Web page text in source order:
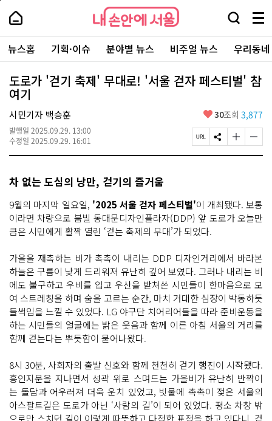
본
로
가
내
손
안
에
서
울
-
서
울
시
대
표
소
통
포
내
손
에
울
검
창
열
기
메
뉴
전
체
보
기
주
요
서
뉴스홈 기획·이슈 분야별 뉴스 비주얼 뉴스 우리동
도로가 '걷기 축제' 무대로! '서울 걷자 페스티벌' 참
여기
시민기자 백승훈
발행일 2025.09.29. 13:00
수정일 2025.09.29. 16:01
좋
요
30조회 3,877
페
이
복
사
S
N
기
글
자
변
경
하
글
자
변
경
하
차 없는 도심의 낭만, 걷기의 즐거움
9월의 마지막 일요일, '2025 서울 걷자 페스티벌'이 개최됐다. 보통
이라면 차량으로 붐빌 동대문디자인플라자(DDP) 앞 도로가 오늘만
큼은 시민에게 활짝 열린 ‘걷는 축제의 무대’가 되었다.
가을을 재촉하는 비가 촉촉이 내리는 DDP 디자인거리에서 바라본
하늘은 구름이 낮게 드리워져 유난히 깊어 보였다. 그러나 내리는 비
에도 불구하고 우비를 입고 우산을 받쳐쓴 시민들이 한마음으로 모
여 스트레칭을 하며 숨을 고르는 순간, 마치 거대한 심장이 박동하듯
들썩임을 느낄 수 있었다. LG 야구단 치어리어들을 따라 준비운동을
하는 시민들의 얼굴에는 밝은 웃음과 함께 이른 아침 서울의 거리를
함께 걷는다는 뿌듯함이 묻어나왔다.
8시 30분, 사회자의 출발 신호와 함께 천천히 걷기 행진이 시작됐다.
흥인지문을 지나면서 성곽 위로 스며드는 가을비가 유난히 반짝이
는 돌담과 어우러져 더욱 운치 있었고, 빗물에 촉촉이 젖은 서울의
아스팔트길은 도로가 아닌 ‘사람의 길’이 되어 있었다. 평소 차창 밖
으로만 스치던 길이 이렇게 따뜻하고 다정한 표정을 하고 있다니, 걷
페
상
단
로